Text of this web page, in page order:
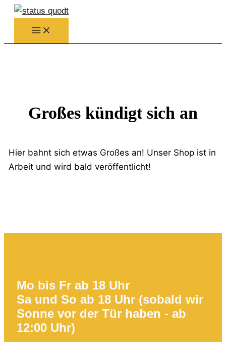
Zum
Inhalt
springen
Großes kündigt sich an
Hier bahnt sich etwas Großes an! Unser Shop ist in
Arbeit und wird bald veröffentlicht!
Mo bis Fr ab 18 Uhr
Sa und So ab 18 Uhr (sobald wir
Sonne vor der Tür haben - ab
12:00 Uhr)